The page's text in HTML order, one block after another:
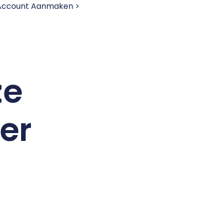
Aanmaken >